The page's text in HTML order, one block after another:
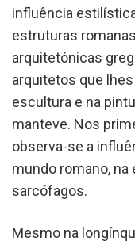
influência
estruturas
arquitetónicas
arquitetos que
escultura e na
manteve. Nos
observa-se a
mundo romano,
sarcófagos.
Mesmo na